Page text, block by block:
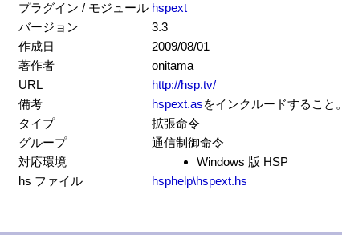
プラグイン / モジュール hspext
バージョン
3.3
作成日
2009/08/01
著作者
onitama
URL
http://hsp.tv/
備考
hspext.asをインクルードすること。
タイプ
拡張命令
グループ
通信制御命令
対応環境
Windows 版 HSP
hs ファイル
hsphelp\hspext.hs